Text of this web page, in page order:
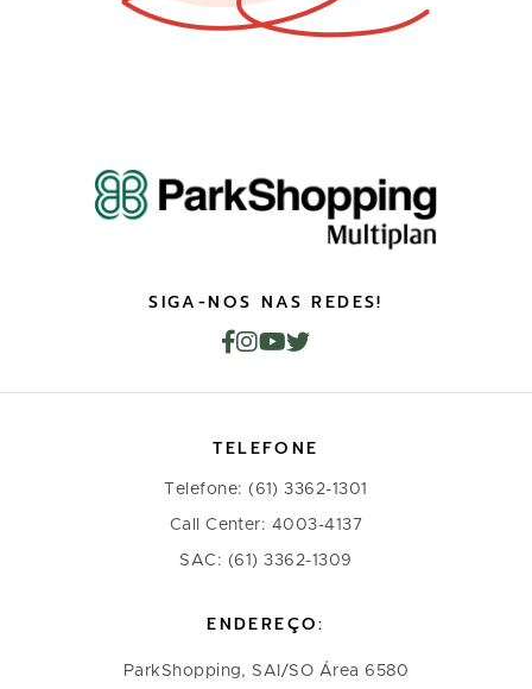
SIGA-NOS NAS REDES!
TELEFONE
Telefone: (61) 3362-1301
Call Center: 4003-4137
SAC: (61) 3362-1309
ENDEREÇO:
ParkShopping, SAI/SO Área 6580